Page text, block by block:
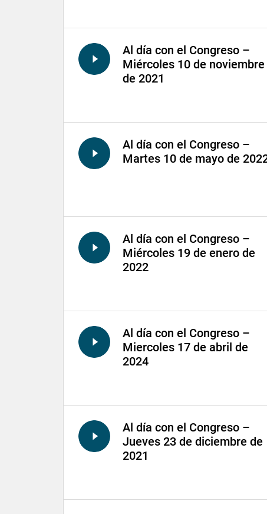
Al día con el Congreso –
Miércoles 10 de noviembre
de 2021
Al día con el Congreso –
Martes 10 de mayo de
Al día con el Congreso –
Miércoles 19 de enero de
2022
Al día con el Congreso –
Miercoles 17 de abril de
2024
Al día con el Congreso –
Jueves 23 de diciembre de
2021